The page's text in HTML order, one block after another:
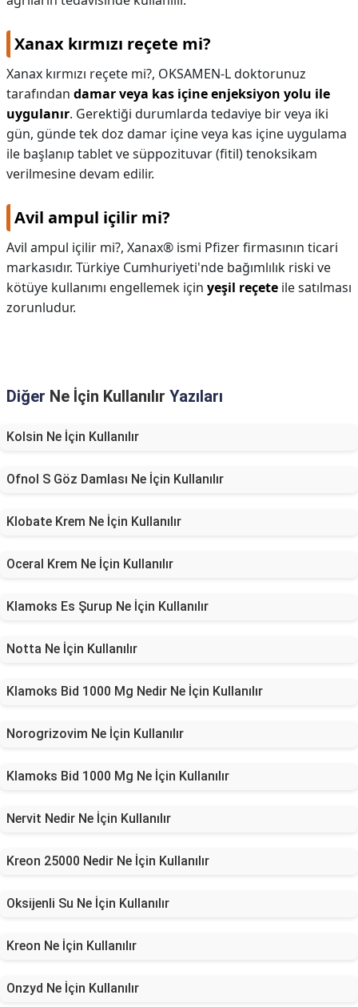
Xanax kırmızı reçete mi?
Xanax kırmızı reçete mi?, OKSAMEN-L doktorunuz
tarafından damar veya kas içine enjeksiyon yolu ile
uygulanır. Gerektiği durumlarda tedaviye bir veya iki
gün, günde tek doz damar içine veya kas içine uygulama
ile başlanıp tablet ve süppozituvar (fitil) tenoksikam
verilmesine devam edilir.
Avil ampul içilir mi?
Avil ampul içilir mi?, Xanax® ismi Pfizer firmasının ticari
markasıdır. Türkiye Cumhuriyeti'nde bağımlılık riski ve
kötüye kullanımı engellemek için yeşil reçete ile satılması
zorunludur.
Diğer Ne İçin Kullanılır Yazıları
Kolsin Ne İçin Kullanılır
Ofnol S Göz Damlası Ne İçin Kullanılır
Klobate Krem Ne İçin Kullanılır
Oceral Krem Ne İçin Kullanılır
Klamoks Es Şurup Ne İçin Kullanılır
Notta Ne İçin Kullanılır
Klamoks Bid 1000 Mg Nedir Ne İçin Kullanılır
Norogrizovim Ne İçin Kullanılır
Klamoks Bid 1000 Mg Ne İçin Kullanılır
Nervit Nedir Ne İçin Kullanılır
Kreon 25000 Nedir Ne İçin Kullanılır
Oksijenli Su Ne İçin Kullanılır
Kreon Ne İçin Kullanılır
Onzyd Ne İçin Kullanılır